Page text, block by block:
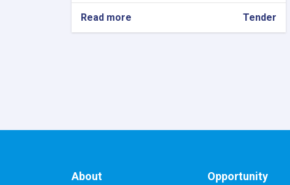
Read more Tender
About Opportunity